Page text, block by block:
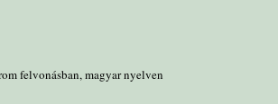
felvonásban, magyar nyelven